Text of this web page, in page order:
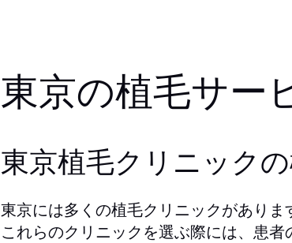
東京の植毛サー
東京植毛クリニック
東京には多くの植毛クリニックがありま
これらのクリニックを選ぶ際には、患